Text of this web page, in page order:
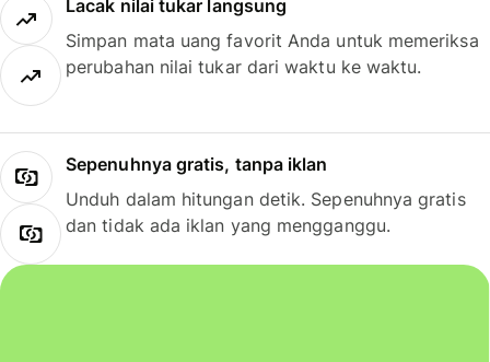
Lacak nilai tukar langsung
Simpan mata uang favorit Anda untuk memeriksa
perubahan nilai tukar dari waktu ke waktu.
Sepenuhnya gratis, tanpa iklan
Unduh dalam hitungan detik. Sepenuhnya gratis
dan tidak ada iklan yang mengganggu.